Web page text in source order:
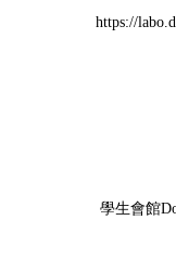
https://
學生會館